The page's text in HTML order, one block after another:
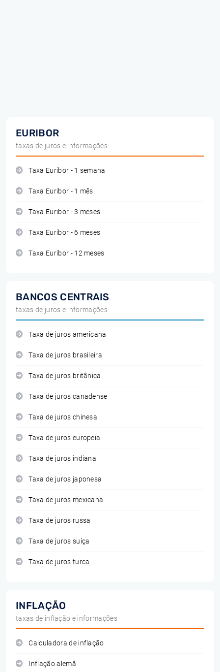
EURIBOR
taxas de juros e informações
Taxa Euribor - 1 semana
Taxa Euribor - 1 mês
Taxa Euribor - 3 meses
Taxa Euribor - 6 meses
Taxa Euribor - 12 meses
BANCOS CENTRAIS
taxas de juros e informações
Taxa de juros americana
Taxa de juros brasileira
Taxa de juros britânica
Taxa de juros canadense
Taxa de juros chinesa
Taxa de juros europeia
Taxa de juros indiana
Taxa de juros japonesa
Taxa de juros mexicana
Taxa de juros russa
Taxa de juros suíça
Taxa de juros turca
INFLAÇÃO
taxas de inflação e informações
Calculadora de inflação
Inflação alemã